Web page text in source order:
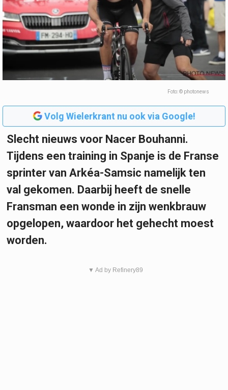
Foto: © photonews
Volg Wielerkrant nu ook via Google!
Slecht nieuws voor Nacer Bouhanni.
Tijdens een training in Spanje is de Franse
sprinter van Arkéa-Samsic namelijk ten
val gekomen. Daarbij heeft de snelle
Fransman een wonde in zijn wenkbrauw
opgelopen, waardoor het gehecht moest
worden.
▼ Ad by Refinery89